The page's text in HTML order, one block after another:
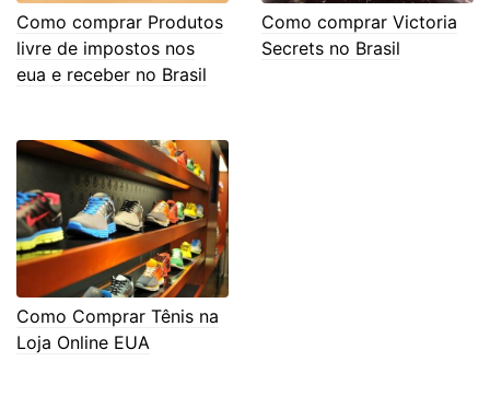
Como comprar Produtos
livre de impostos nos
eua e receber no Brasil
Como comprar Victoria
Secrets no Brasil
Como Comprar Tênis na
Loja Online EUA